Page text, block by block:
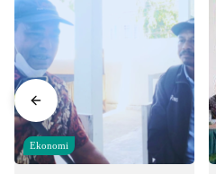
Ekonomi